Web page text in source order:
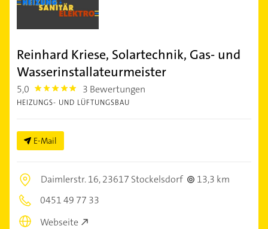
Reinhard Kriese, Solartechnik, Gas- und
Wasserinstallateurmeister
5,0 5.0 3 Bewertungen
HEIZUNGS- UND LÜFTUNGSBAU
E-Mail
Daimlerstr. 16,23617 Stockelsdorf
13,3 km
0451 49 77 33
Webseite